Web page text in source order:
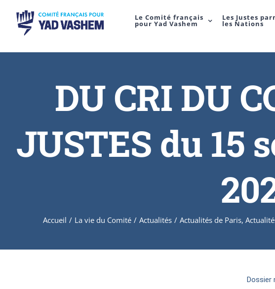
Le Comité français
pour Yad Vashem
Les Justes
les Nations
DU CRI DU
JUSTES du 15
Accueil / La vie du Comité / Actualités / Actualités de Paris,
Dossier